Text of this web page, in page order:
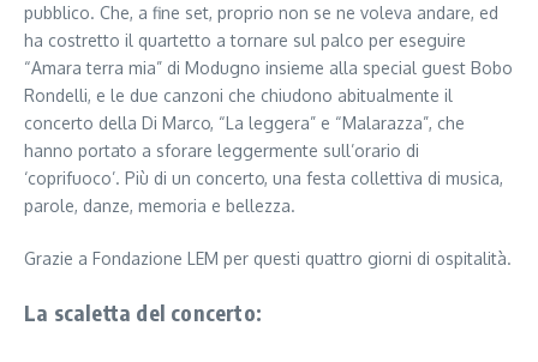
pubblico. Che, a fine set, proprio non se ne voleva andare, ed
ha costretto il quartetto a tornare sul palco per eseguire
“Amara terra mia” di Modugno insieme alla special guest Bobo
Rondelli, e le due canzoni che chiudono abitualmente il
concerto della Di Marco, “La leggera” e “Malarazza”, che
hanno portato a sforare leggermente sull’orario di
‘coprifuoco’. Più di un concerto, una festa collettiva di musica,
parole, danze, memoria e bellezza.
Grazie a Fondazione LEM per questi quattro giorni di ospitalità.
La scaletta del concerto: